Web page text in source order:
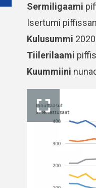
Sermiligaami
Isertumi
Kulusummi
Tiilerilaami
Kuummiini